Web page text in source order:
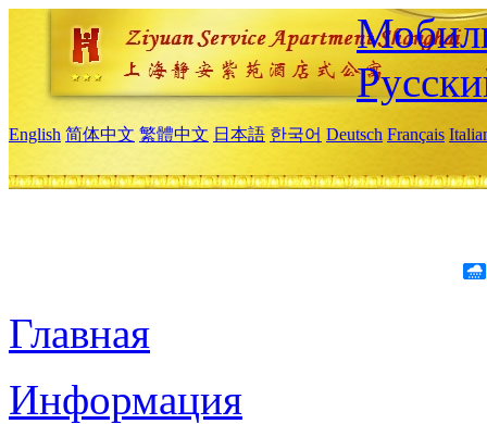
English 简体中文 繁體中文 日本語 한국어 Deutsch Français
Главная
Информация